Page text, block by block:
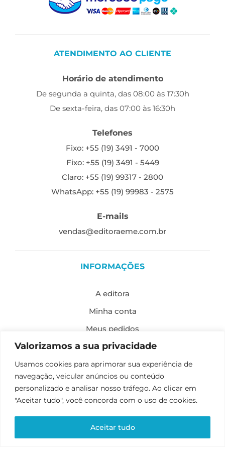
Valorizamos a sua privacidade
Usamos cookies para aprimorar sua experiência de
navegação, veicular anúncios ou conteúdo
personalizado e analisar nosso tráfego. Ao clicar em
"Aceitar tudo", você concorda com o uso de cookies.
Aceitar tudo
ATENDIMENTO AO CLIENTE
Horário de atendimento
De segunda a quinta, das 08:00 às 17:30h
De sexta-feira, das 07:00 às 16:30h
Telefones
Fixo: +55 (19) 3491 - 7000
Fixo: +55 (19) 3491 - 5449
Claro: +55 (19) 99317 - 2800
WhatsApp: +55 (19) 99983 - 2575
E-mails
vendas@editoraeme.com.br
INFORMAÇÕES
A editora
Minha conta
Meus pedidos
Política de envio
Missão, visão e valores
Política de privacidade
Formas de pagamento
Política de troca e devolução